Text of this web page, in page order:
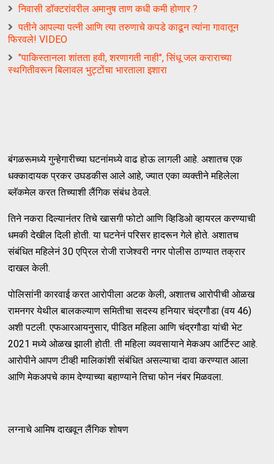
निवासी डॉक्टरांवरील अमानुष ताण कधी कमी होणार ?
पतीने आपल्या पत्नी आणि त्या तरुणाचे कपडे काढून त्यांना गावातून
फिरवले! VIDEO
"पाकिस्तानला शांतता हवी, शरणागती नाही", सिंधू जल कराराच्या
स्थगितीवरून बिलावल भुट्टोंचा भारताला इशारा
बंगळरूमध्ये गुन्हेगारीच्या घटनांमध्ये वाढ होऊ लागली आहे. अशातच एक
धक्कादायक प्रकर उघडकीस आले आहे, ज्यात एका व्यक्तीने महिलेला
ब्लॅकमेल करत तिच्याशी लैंगिक संबंध ठेवले.
तिने नकरा दिल्यानंतर तिचे खासगी फोटो आणि व्हिडिओ व्हायरल करण्याची
धमकी देखील दिली होती. या घटनेनं परिसर हादरून गेले होते. अशातच
संबंधित महिलेनं 30 एप्रिल रोजी राजेश्वरी नगर पोलीस ठाण्यात तक्रार
दाखल केली.
पोलिसांनी कारवाई करत आरोपीला अटक केली, अशातच आरोपीची ओळख
रामनगर येथील बालकल्याण समितीचा सदस्य हनियार चंद्रगौडा (वय 46)
अशी पटली. एफआरआयनुसार, पीडित महिला आणि चंद्रगौडा यांची भेट
2021 मध्ये ओळख झाली होती. ती महिला व्यवसायाने मेकअप आर्टिस्ट आहे.
आरोपीने आपण टीव्ही मालिकांशी संबंधित असल्याचा दावा करण्यात आला
आणि मेकअपचे काम देण्याच्या बहाण्याने तिचा फोन नंबर मिळवला.
लग्नाचे आमिष दाखवून लैंगिक शोषण